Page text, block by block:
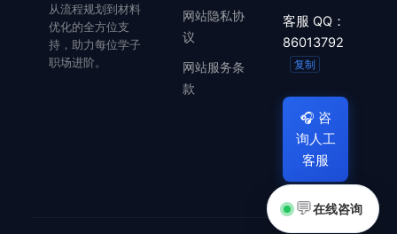
从流程规划到材料
优化的全方位支
持，助力每位学子
职场进阶。
网站隐私协
议
网站服务条
款
客服 QQ：
86013792
复制
🎧 咨
询人工
客服
💬在线咨询